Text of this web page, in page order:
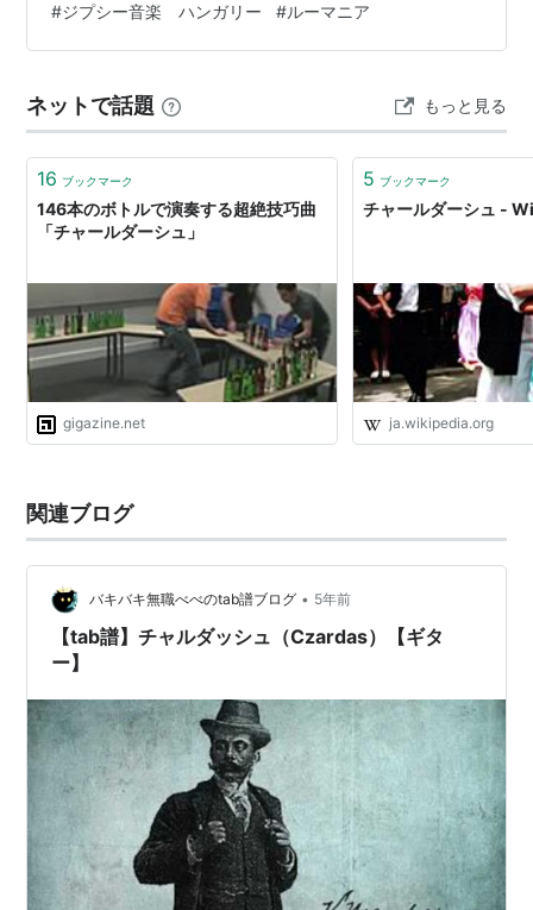
ュ】でした。 趣味の延長ですが、日頃より、東欧とジプ
シー音楽、ボヘミア音楽に対する熱量を意識したからで
楽、ルーマニア、ハンガリーのキーワードに関連する動
画が、自分の検索環境…
#ジプシー音楽 ハンガリー #ルーマニア
ネットで話題 もっと見る
16 ブックマーク
146本のボトルで演奏する超絶技巧曲
「チャールダーシュ」
gigazine.net
5 ブックマーク
チャールダーシュ -
ja.wikipedia.org
関連ブログ
バキバキ無職べべのtab譜ブログ • 5年前
【tab譜】チャルダッシュ（Czardas）【ギタ
ー】